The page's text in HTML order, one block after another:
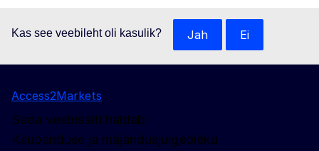
Kas see veebileht oli kasulik? Jah Ei
Access2Markets
Seda veebisaiti haldab:
Kaubanduse ja majandusjulgeoleku